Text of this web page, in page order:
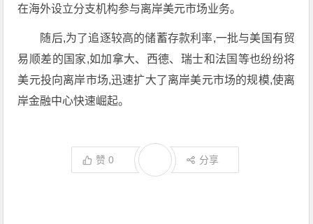
在海外设立分支机构参与离岸美元市场业务。
随后,为了追逐较高的储蓄存款利率,一批与美国有贸
易顺差的国家,如加拿大、西德、瑞士和法国等也纷纷将
美元投向离岸市场,迅速扩大了离岸美元市场的规模,使离
岸金融中心快速崛起。
赞0 分享